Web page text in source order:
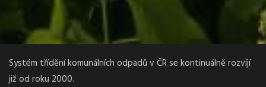
Systém třídění komunálních odpadů v ČR se kontinuálně rozvíjí
již od roku 2000.